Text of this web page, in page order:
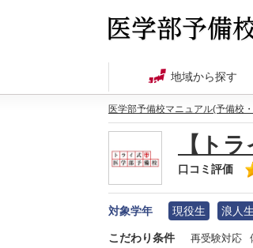
地域から探す
医学部予備校マニュアル(予備校
【ト
口コミ評価
対象学年 現役生 浪人生
こだわり条件 再受験対応